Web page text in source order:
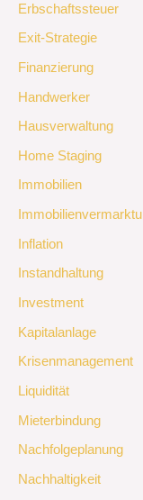
Erbschaftssteuer
Exit-Strategie
Finanzierung
Handwerker
Hausverwaltung
Home Staging
Immobilien
Inflation
Instandhaltung
Investment
Kapitalanlage
Krisenmanagement
Liquidität
Mieterbindung
Nachfolgeplanung
Nachhaltigkeit